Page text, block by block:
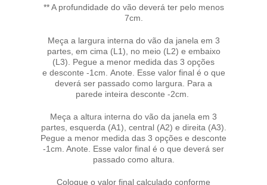
** A profundidade do vão deverá ter pelo menos
7cm.
Meça a largura interna do vão da janela em 3
partes, em cima (L1), no meio (L2) e embaixo
(L3). Pegue a menor medida das 3 opções
e desconte -1cm. Anote. Esse valor final é o que
deverá ser passado como largura. Para a
parede inteira desconte -2cm.
Meça a altura interna do vão da janela em 3
partes, esquerda (A1), central (A2) e direita (A3).
Pegue a menor medida das 3 opções e desconte
-1cm. Anote. Esse valor final é o que deverá ser
passado como altura.
Coloque o valor final calculado conforme